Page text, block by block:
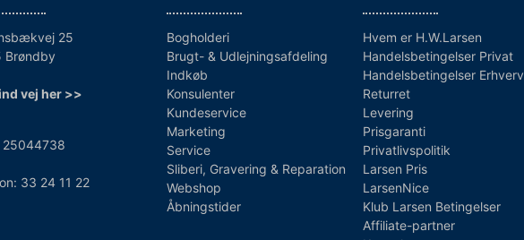
25
Brøndby
vej her >>
25044738
33 24 11 22
Bogholderi
Brugt- & Udlejningsafdeling
Indkøb
Konsulenter
Kundeservice
Marketing
Service
Sliberi, Gravering & Reparation
Webshop
Åbningstider
Hvem er H.W.Larsen
Handelsbetingelser Privat
Handelsbetingelser Erhverv
Returret
Levering
Prisgaranti
Privatlivspolitik
Larsen Pris
LarsenNice
Klub Larsen Betingelser
Affiliate-partner